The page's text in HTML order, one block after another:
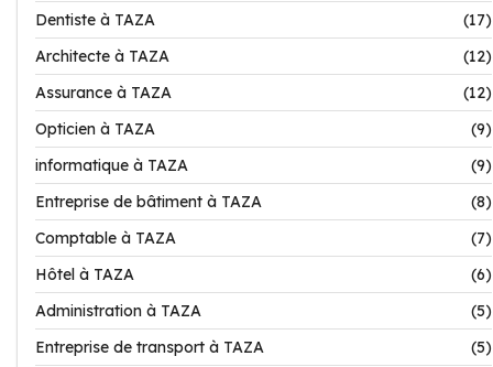
Dentiste à TAZA
(17)
Architecte à TAZA
(12)
Assurance à TAZA
(12)
Opticien à TAZA
(9)
informatique à TAZA
(9)
Entreprise de bâtiment à TAZA
(8)
Comptable à TAZA
(7)
Hôtel à TAZA
(6)
Administration à TAZA
(5)
Entreprise de transport à TAZA
(5)